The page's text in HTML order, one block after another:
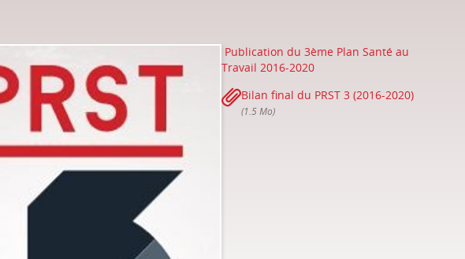
Publication du 3ème Plan Santé au
Travail 2016-2020
Bilan final du PRST 3 (2016-2020)
(1.5 Mo)